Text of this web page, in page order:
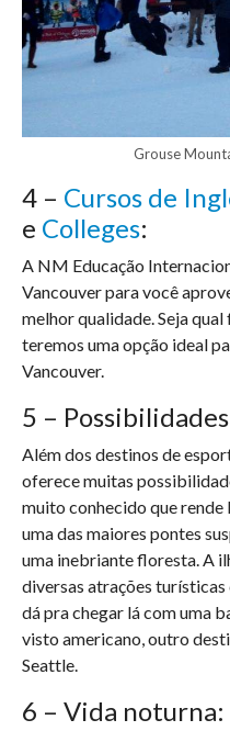
Grouse
4 – Cursos de
e Colleges:
A NM Educação
Vancouver para você
melhor qualidade. Seja
teremos uma opção ideal
Vancouver.
5 –
Além dos destinos de
oferece muitas
muito conhecido que
uma das maiores pontes
uma inebriante floresta. A
diversas atrações turísticas
dá pra chegar lá com uma
visto americano, outro
Seattle.
6 – Vida noturna: